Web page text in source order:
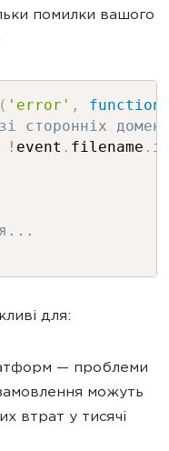
помилки вашого
( 'error' , function
сторонніх
! event . filename .
для:
— проблеми
можуть
втрат у тисячі